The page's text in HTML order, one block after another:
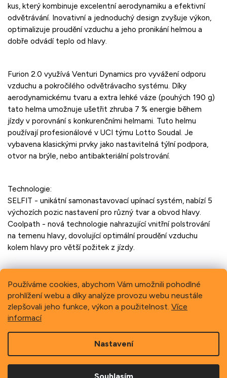
Používáme cookies, abychom Vám umožnili pohodlné
prohlížení webu a díky analýze provozu webu neustále
zlepšovali jeho funkce, výkon a použitelnost. Více
informací
Nastavení
kus, který kombinuje excelentní aerodynamiku a efektivní
odvětrávání. Inovativní a jednoduchý design zvyšuje výkon,
optimalizuje proudění vzduchu a jeho pronikání helmou a
dobře odvádí teplo od hlavy.
Furion 2.0 využívá Venturi Dynamics pro vyvážení odporu
vzduchu a pokročilého odvětrávacího systému. Díky
aerodynamickému tvaru a extra lehké váze (pouhých 190 g)
tato helma umožnuje ušetřit zhruba 7 % energie během
jízdy v porovnání s konkurenčními helmami. Tuto helmu
používají profesionálové v UCI týmu Lotto Soudal. Je
vybavena klasickými prvky jako nastavitelná týlní podpora,
otvor na brýle, nebo antibakteriální polstrování.
Technologie:
SELFIT - unikátní samonastavovací upínací systém, nabízí 5
výchozích pozic nastavení pro různý tvar a obvod hlavy.
Coolpath - nová technologie nahrazující vnitřní polstrování
na temenu hlavy, dovolující optimální proudění vzduchu
kolem hlavy pro větší požitek z jízdy.
Previous
Copyright 2026Schindler, spol. s r.o.. Všechna práva
vyhrazena.